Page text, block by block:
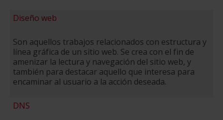
Diseño web
Son aquellos trabajos relacionados con estructura y
línea gráfica de un sitio web. Se crea con el fin de
amenizar la lectura y navegación del sitio web, y
también para destacar aquello que interesa para
encaminar al usuario a la acción deseada.
DNS